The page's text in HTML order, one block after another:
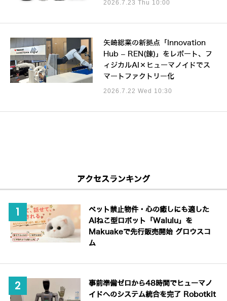
2026.7.23 Thu 10:00
矢崎総業の新拠点「Innovation
Hub – REN(錬)」をレポート、フ
ィジカルAI×ヒューマノイドでス
マートファクトリー化
2026.7.22 Wed 10:30
アクセスランキング
ペット禁止物件・心の癒しにも適した
AIねこ型ロボット「Walulu」を
Makuakeで先行販売開始 グロウスコ
ム
事前準備ゼロから48時間でヒューマノ
イドへのシステム統合を完了 Robotkit